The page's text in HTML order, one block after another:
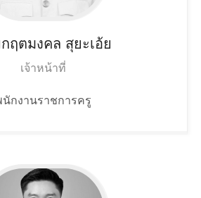
ฤตมงคล สุยะเอ้ย
เจ้าหน้าที่
กงานราชการครู